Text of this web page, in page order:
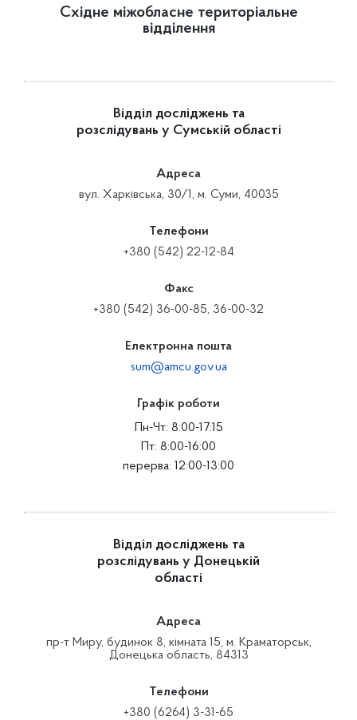
Східне міжобласне територіальне
відділення
Відділ досліджень та
розслідувань у Сумській області
Адреса
вул. Харківська, 30/1, м. Суми, 40035
Телефони
+380 (542) 22-12-84
Факс
+380 (542) 36-00-85, 36-00-32
Електронна пошта
sum@amcu.gov.ua
Графік роботи
Пн-Чт: 8:00-17:15
Пт: 8:00-16:00
перерва: 12:00-13:00
Відділ досліджень та
розслідувань у Донецькій
області
Адреса
пр-т Миру, будинок 8, кімната 15, м. Краматорськ,
Донецька область, 84313
Телефони
+380 (6264) 3-31-65